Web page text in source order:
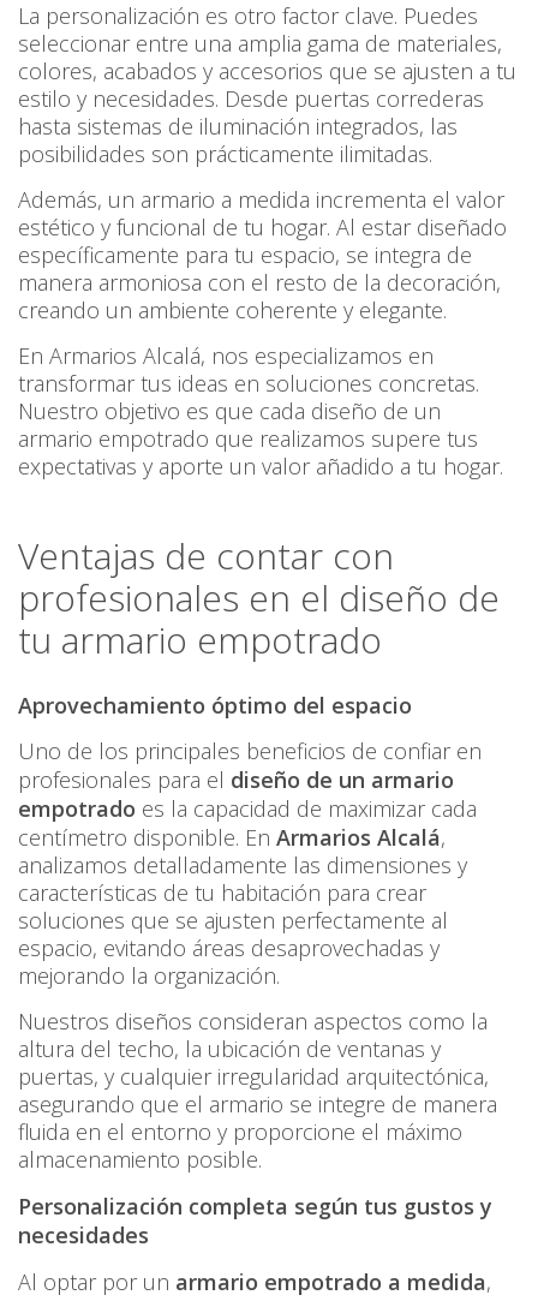
La personalización es otro factor clave. Puedes
seleccionar entre una amplia gama de materiales,
colores, acabados y accesorios que se ajusten a tu
estilo y necesidades. Desde puertas correderas
hasta sistemas de iluminación integrados, las
posibilidades son prácticamente ilimitadas.
Además, un armario a medida incrementa el valor
estético y funcional de tu hogar. Al estar diseñado
específicamente para tu espacio, se integra de
manera armoniosa con el resto de la decoración,
creando un ambiente coherente y elegante.
En Armarios Alcalá, nos especializamos en
transformar tus ideas en soluciones concretas.
Nuestro objetivo es que cada diseño de un
armario empotrado que realizamos supere tus
expectativas y aporte un valor añadido a tu hogar.
Ventajas de contar con
profesionales en el diseño de
tu armario empotrado
Aprovechamiento óptimo del espacio
Uno de los principales beneficios de confiar en
profesionales para el diseño de un armario
empotrado es la capacidad de maximizar cada
centímetro disponible. En Armarios Alcalá,
analizamos detalladamente las dimensiones y
características de tu habitación para crear
soluciones que se ajusten perfectamente al
espacio, evitando áreas desaprovechadas y
mejorando la organización.
Nuestros diseños consideran aspectos como la
altura del techo, la ubicación de ventanas y
puertas, y cualquier irregularidad arquitectónica,
asegurando que el armario se integre de manera
fluida en el entorno y proporcione el máximo
almacenamiento posible.
Personalización completa según tus gustos y
necesidades
Al optar por un armario empotrado a medida,